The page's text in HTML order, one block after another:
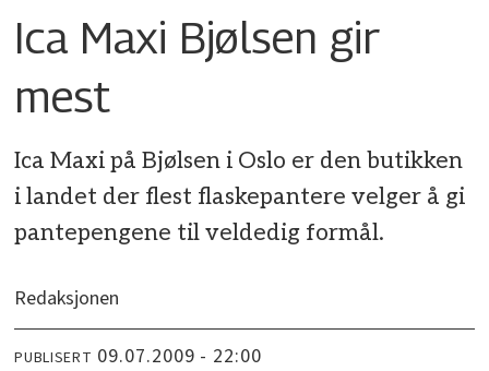
Ica Maxi Bjølsen gir
mest
Ica Maxi på Bjølsen i Oslo er den butikken
i landet der flest flaskepantere velger å gi
pantepengene til veldedig formål.
Redaksjonen
PUBLISERT 09.07.2009 - 22:00